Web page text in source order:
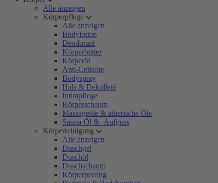
Alle anzeigen
Körperpflege
Alle anzeigen
Bodylotion
Deodorant
Körperbutter
Körperöl
Anti-Cellulite
Bodyspray
Hals & Dekolleté
Intimpflege
Körperschaum
Massageöle & ätherische Öle
Sauna-Öl & -Aufguss
Körperreinigung
Alle anzeigen
Duschgel
Duschöl
Duschschaum
Körperpeeling